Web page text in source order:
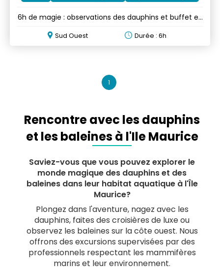
6h de magie : observations des dauphins et buffet en
Sud Ouest Durée : 6h
1
Rencontre avec les dauphins
et les baleines à l'Ile Maurice
Saviez-vous que vous pouvez explorer le
monde magique des dauphins et des
baleines dans leur habitat aquatique à l'Île
Maurice?
Plongez dans l'aventure, nagez avec les
dauphins, faites des croisières de luxe ou
observez les baleines sur la côte ouest. Nous
offrons des excursions supervisées par des
professionnels respectant les mammifères
marins et leur environnement.